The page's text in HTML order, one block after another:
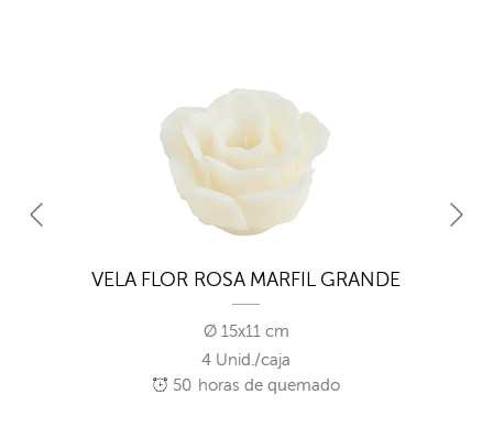
VELA FLOR ROSA MARFIL GRANDE
Ø 15x11 cm
4 Unid./caja
50 horas de quemado